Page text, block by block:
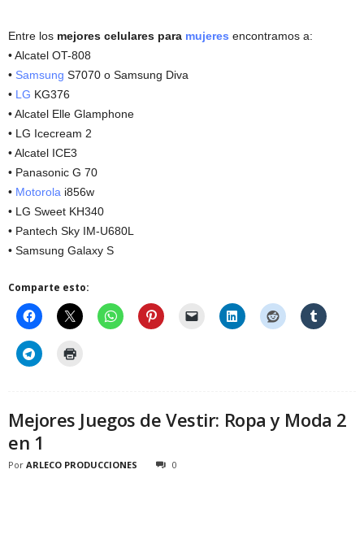
Entre los mejores celulares para mujeres encontramos a:
• Alcatel OT-808
• Samsung S7070 o Samsung Diva
• LG KG376
• Alcatel Elle Glamphone
• LG Icecream 2
• Alcatel ICE3
• Panasonic G 70
• Motorola i856w
• LG Sweet KH340
• Pantech Sky IM-U680L
• Samsung Galaxy S
Comparte esto:
Mejores Juegos de Vestir: Ropa y Moda 2
en 1
Por ARLECO PRODUCCIONES 0